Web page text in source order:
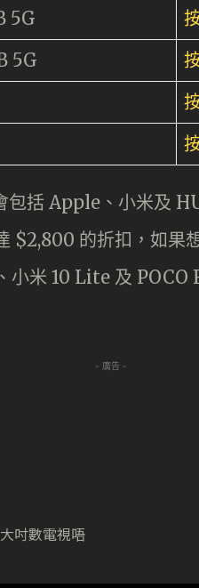
5G
5G
包括 Apple、小米及
$2,800 的折扣，如果
小米 10 Lite 及 POCO
- 廣告 -
吋數電視唔